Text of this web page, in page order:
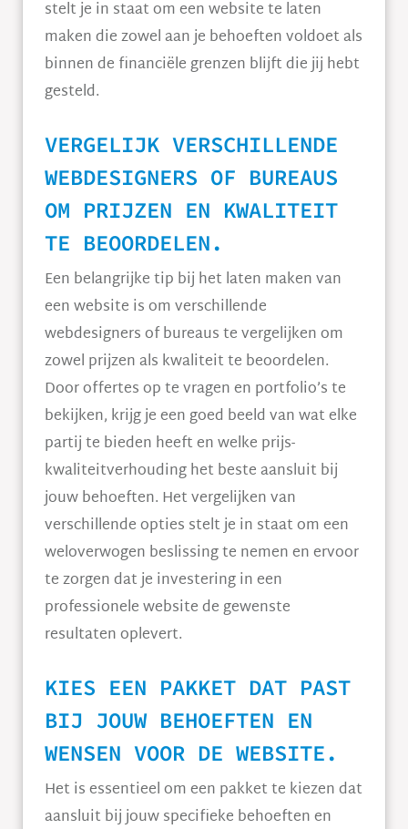
stelt je in staat om een website te laten
maken die zowel aan je behoeften voldoet als
binnen de financiële grenzen blijft die jij hebt
gesteld.
VERGELIJK VERSCHILLENDE
WEBDESIGNERS OF BUREAUS
OM PRIJZEN EN KWALITEIT
TE BEOORDELEN.
Een belangrijke tip bij het laten maken van
een website is om verschillende
webdesigners of bureaus te vergelijken om
zowel prijzen als kwaliteit te beoordelen.
Door offertes op te vragen en portfolio’s te
bekijken, krijg je een goed beeld van wat elke
partij te bieden heeft en welke prijs-
kwaliteitverhouding het beste aansluit bij
jouw behoeften. Het vergelijken van
verschillende opties stelt je in staat om een
weloverwogen beslissing te nemen en ervoor
te zorgen dat je investering in een
professionele website de gewenste
resultaten oplevert.
KIES EEN PAKKET DAT PAST
BIJ JOUW BEHOEFTEN EN
WENSEN VOOR DE WEBSITE.
Het is essentieel om een pakket te kiezen dat
aansluit bij jouw specifieke behoeften en